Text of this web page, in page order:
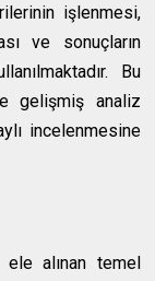
işlenmesi,
ve sonuçların
Bu
gelişmiş analiz
incelenmesine
alınan temel